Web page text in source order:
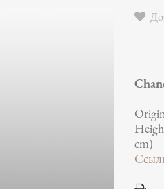
cm)